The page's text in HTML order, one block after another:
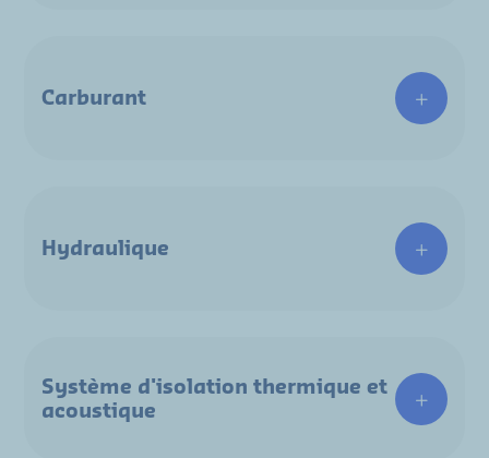
Carburant
Hydraulique
Système d'isolation thermique et
acoustique